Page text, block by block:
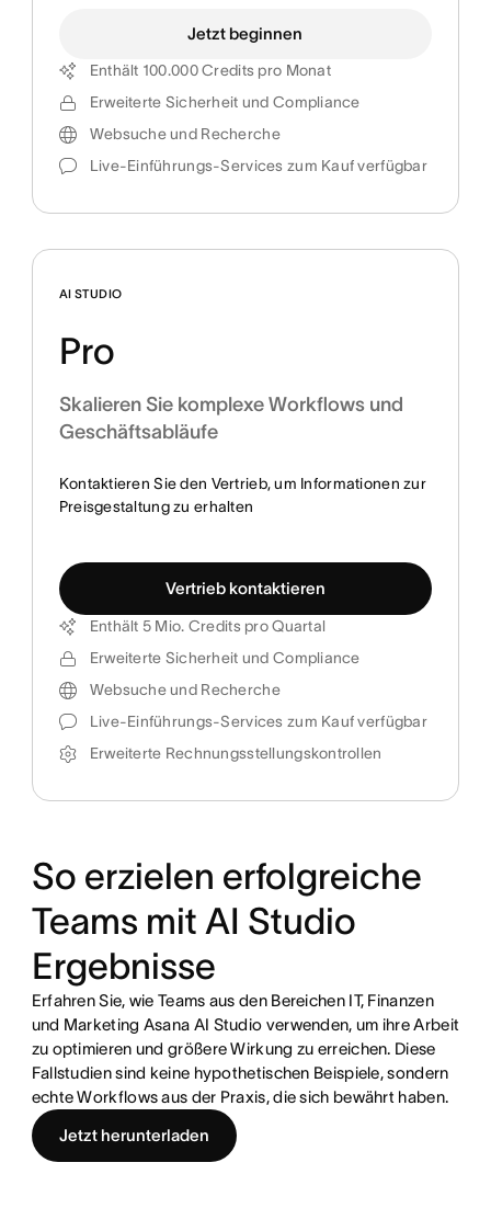
Jetzt beginnen
Enthält 100.000 Credits pro Monat
Erweiterte Sicherheit und Compliance
Websuche und Recherche
Live-Einführungs-Services zum Kauf verfügbar
AI STUDIO
Pro
Skalieren Sie komplexe Workflows und
Geschäftsabläufe
Kontaktieren Sie den Vertrieb, um Informationen zur
Preisgestaltung zu erhalten
Vertrieb kontaktieren
Enthält 5 Mio. Credits pro Quartal
Erweiterte Sicherheit und Compliance
Websuche und Recherche
Live-Einführungs-Services zum Kauf verfügbar
Erweiterte Rechnungsstellungskontrollen
So erzielen erfolgreiche
Teams mit AI Studio
Ergebnisse
Erfahren Sie, wie Teams aus den Bereichen IT, Finanzen
und Marketing Asana AI Studio verwenden, um ihre Arbeit
zu optimieren und größere Wirkung zu erreichen. Diese
Fallstudien sind keine hypothetischen Beispiele, sondern
echte Workflows aus der Praxis, die sich bewährt haben.
Jetzt herunterladen